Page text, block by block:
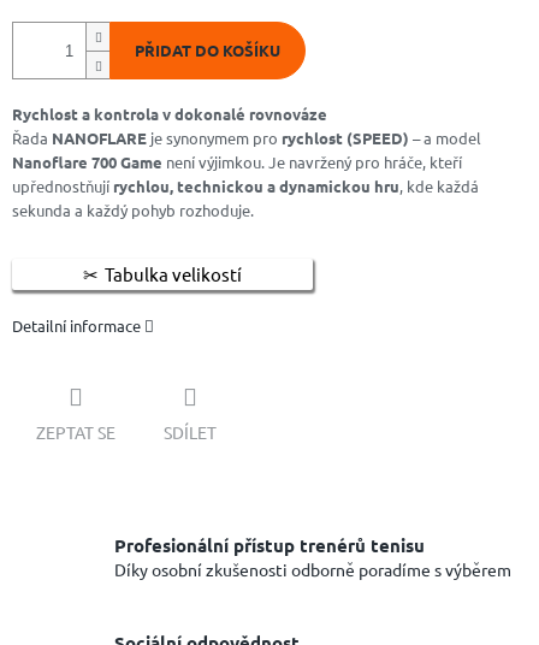
PŘIDAT DO KOŠÍKU
Rychlost a kontrola v dokonalé rovnováze
Řada NANOFLARE je synonymem pro rychlost (SPEED) – a model
Nanoflare 700 Game není výjimkou. Je navržený pro hráče, kteří
upřednostňují rychlou, technickou a dynamickou hru, kde každá
sekunda a každý pohyb rozhoduje.
Tabulka velikostí
Detailní informace
ZEPTAT SE SDÍLET
Profesionální přístup trenérů tenisu
Díky osobní zkušenosti odborně poradíme s výběrem